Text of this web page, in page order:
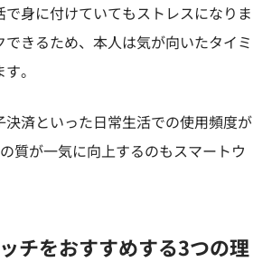
身に付けていてもストレスになりま
きるため、本人は気が向いたタイミ
。
済といった日常生活での使用頻度が
質が一気に向上するのもスマートウ
チをおすすめする3つの理